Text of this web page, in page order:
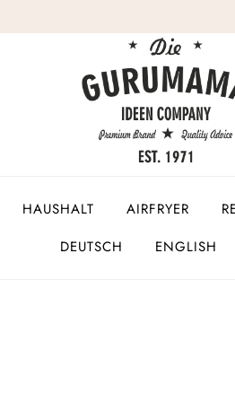
HAUSHALT AIRFRYER
DEUTSCH
ENGLISH